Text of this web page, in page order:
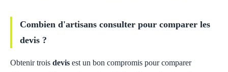
Combien d'artisans consulter pour comparer les
devis ?
Obtenir trois devis est un bon compromis pour comparer